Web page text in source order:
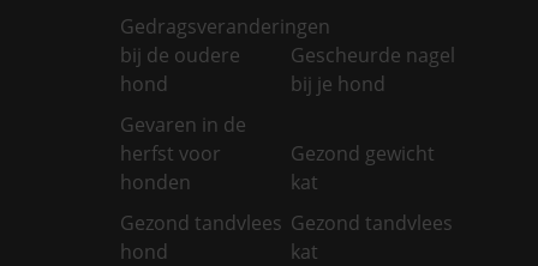
Gedragsveranderingen
bij de oudere
hond
Gescheurde nagel
bij je hond
Gevaren in de
herfst voor
honden
Gezond gewicht
kat
Gezond tandvlees
hond
Gezond tandvlees
kat